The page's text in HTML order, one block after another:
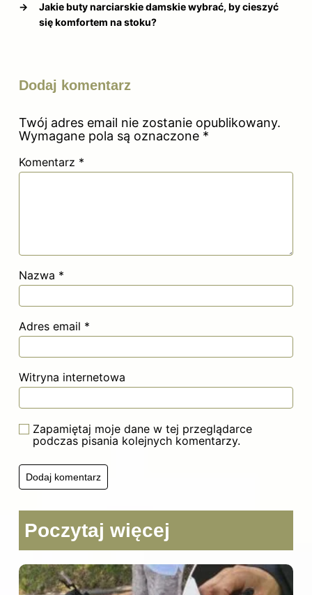
→
Jakie buty narciarskie damskie wybrać, by cieszyć
się komfortem na stoku?
Dodaj komentarz
Twój adres email nie zostanie opublikowany.
Wymagane pola są oznaczone *
Komentarz *
Nazwa *
Adres email *
Witryna internetowa
Zapamiętaj moje dane w tej przeglądarce
podczas pisania kolejnych komentarzy.
Poczytaj więcej